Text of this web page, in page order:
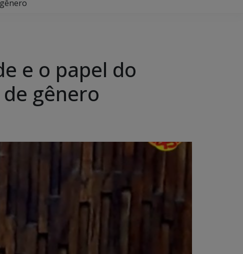
e o papel do
gênero